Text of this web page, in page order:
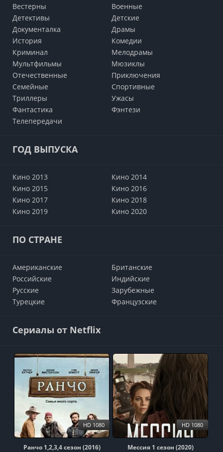
Вестерны
Военные
Детективы
Детские
Документалка
Драмы
История
Комедии
Криминал
Мелодрамы
Мультфильмы
Мюзиклы
Отечественные
Приключения
Семейные
Cпортивные
Триллеры
Ужасы
Фантастика
Фэнтези
Телепередачи
ГОД ВЫПУСКА
Кино 2013
Кино 2014
Кино 2015
Кино 2016
Кино 2017
Кино 2018
Кино 2019
Кино 2020
ПО СТРАНЕ
Американские
Британские
Российские
Индийские
Русские
Зарубежные
Турецкие
Французские
Сериалы от Netflix
Ранчо 1,2,3,4 сезон (2016)
HD 1080
Мессия 1 сезон (2020)
HD 1080